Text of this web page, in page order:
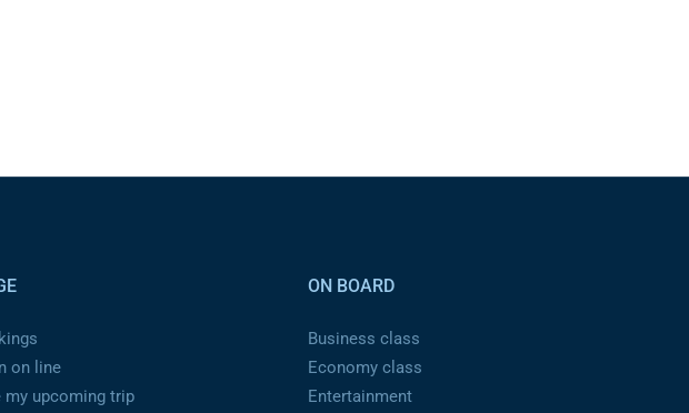
on line
my upcoming trip
ON BOARD
Business class
Economy class
Entertainment